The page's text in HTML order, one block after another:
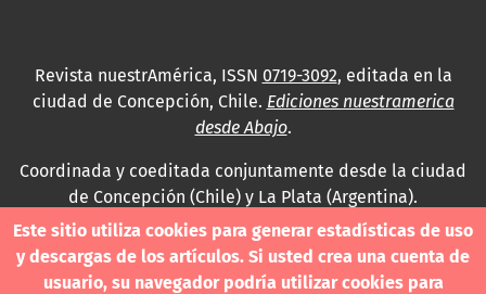
Revista nuestrAmérica, ISSN 0719-3092, editada en la
ciudad de Concepción, Chile. Ediciones nuestramerica
desde Abajo.
Coordinada y coeditada conjuntamente desde la ciudad
de Concepción (Chile) y La Plata (Argentina).
Para consultas técnicas utilice
contacto@revistanuestramerica.cl
Este sitio utiliza cookies para generar estadísticas de uso
y descargas de los artículos. Si usted crea una cuenta de
usuario, su navegador podría utilizar cookies para